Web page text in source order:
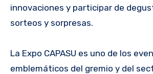
innovaciones y participar de
sorteos y sorpresas.
La Expo CAPASU es uno de los
emblemáticos del gremio y del